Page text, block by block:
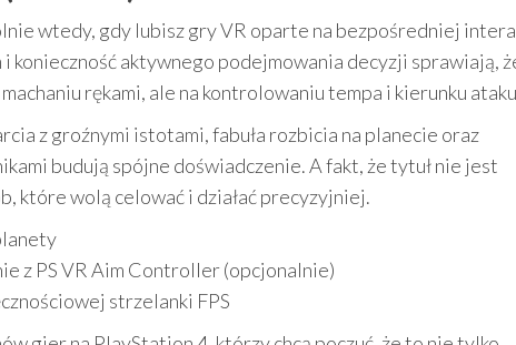
wtedy, gdy lubisz gry VR oparte na bezpośredniej
konieczność aktywnego podejmowania decyzji sprawiają,
rękami, ale na kontrolowaniu tempa i kierunku
z groźnymi istotami, fabuła rozbicia na planecie oraz
budują spójne doświadczenie. A fakt, że tytuł nie jest
które wolą celować i działać precyzyjniej.
z PS VR Aim Controller (opcjonalnie)
strzelanki FPS